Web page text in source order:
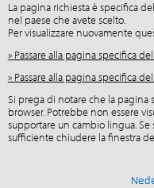
La pagina richiesta è specifica
nel paese che avete scelto.
Per visualizzare nuovamente
» Passare alla pagina specifica
» Passare alla pagina specifica
Si prega di notare che la pagina
browser. Potrebbe non essere
supportare un cambio lingua.
sufficiente chiudere la finestra